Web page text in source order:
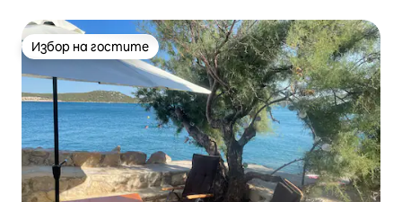
Избор на гостите
Избор на гостите